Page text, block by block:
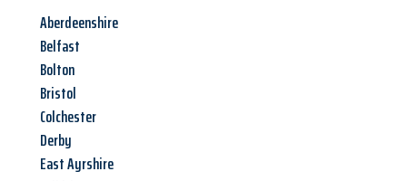
Aberdeenshire
Belfast
Bolton
Bristol
Colchester
Derby
East Ayrshire